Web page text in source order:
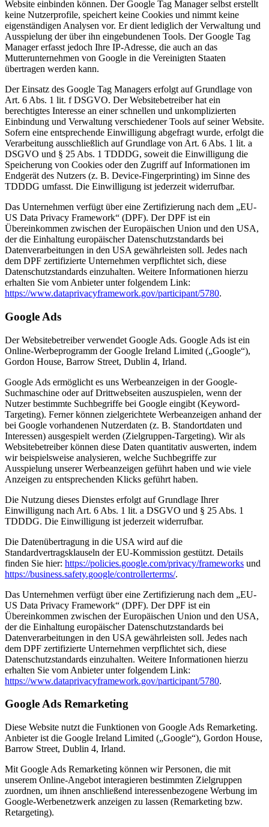
Website einbinden können. Der Google Tag Manager selbst erstellt
keine Nutzerprofile, speichert keine Cookies und nimmt keine
eigenständigen Analysen vor. Er dient lediglich der Verwaltung und
Ausspielung der über ihn eingebundenen Tools. Der Google Tag
Manager erfasst jedoch Ihre IP-Adresse, die auch an das
Mutterunternehmen von Google in die Vereinigten Staaten
übertragen werden kann.
Der Einsatz des Google Tag Managers erfolgt auf Grundlage von
Art. 6 Abs. 1 lit. f DSGVO. Der Websitebetreiber hat ein
berechtigtes Interesse an einer schnellen und unkomplizierten
Einbindung und Verwaltung verschiedener Tools auf seiner Website.
Sofern eine entsprechende Einwilligung abgefragt wurde, erfolgt die
Verarbeitung ausschließlich auf Grundlage von Art. 6 Abs. 1 lit. a
DSGVO und § 25 Abs. 1 TDDDG, soweit die Einwilligung die
Speicherung von Cookies oder den Zugriff auf Informationen im
Endgerät des Nutzers (z. B. Device-Fingerprinting) im Sinne des
TDDDG umfasst. Die Einwilligung ist jederzeit widerrufbar.
Das Unternehmen verfügt über eine Zertifizierung nach dem „EU-
US Data Privacy Framework“ (DPF). Der DPF ist ein
Übereinkommen zwischen der Europäischen Union und den USA,
der die Einhaltung europäischer Datenschutzstandards bei
Datenverarbeitungen in den USA gewährleisten soll. Jedes nach
dem DPF zertifizierte Unternehmen verpflichtet sich, diese
Datenschutzstandards einzuhalten. Weitere Informationen hierzu
erhalten Sie vom Anbieter unter folgendem Link:
https://www.dataprivacyframework.gov/participant/5780.
Google Ads
Der Websitebetreiber verwendet Google Ads. Google Ads ist ein
Online-Werbeprogramm der Google Ireland Limited („Google“),
Gordon House, Barrow Street, Dublin 4, Irland.
Google Ads ermöglicht es uns Werbeanzeigen in der Google-
Suchmaschine oder auf Drittwebseiten auszuspielen, wenn der
Nutzer bestimmte Suchbegriffe bei Google eingibt (Keyword-
Targeting). Ferner können zielgerichtete Werbeanzeigen anhand der
bei Google vorhandenen Nutzerdaten (z. B. Standortdaten und
Interessen) ausgespielt werden (Zielgruppen-Targeting). Wir als
Websitebetreiber können diese Daten quantitativ auswerten, indem
wir beispielsweise analysieren, welche Suchbegriffe zur
Ausspielung unserer Werbeanzeigen geführt haben und wie viele
Anzeigen zu entsprechenden Klicks geführt haben.
Die Nutzung dieses Dienstes erfolgt auf Grundlage Ihrer
Einwilligung nach Art. 6 Abs. 1 lit. a DSGVO und § 25 Abs. 1
TDDDG. Die Einwilligung ist jederzeit widerrufbar.
Die Datenübertragung in die USA wird auf die
Standardvertragsklauseln der EU-Kommission gestützt. Details
finden Sie hier: https://policies.google.com/privacy/frameworks und
https://business.safety.google/controllerterms/.
Das Unternehmen verfügt über eine Zertifizierung nach dem „EU-
US Data Privacy Framework“ (DPF). Der DPF ist ein
Übereinkommen zwischen der Europäischen Union und den USA,
der die Einhaltung europäischer Datenschutzstandards bei
Datenverarbeitungen in den USA gewährleisten soll. Jedes nach
dem DPF zertifizierte Unternehmen verpflichtet sich, diese
Datenschutzstandards einzuhalten. Weitere Informationen hierzu
erhalten Sie vom Anbieter unter folgendem Link:
https://www.dataprivacyframework.gov/participant/5780.
Google Ads Remarketing
Diese Website nutzt die Funktionen von Google Ads Remarketing.
Anbieter ist die Google Ireland Limited („Google“), Gordon House,
Barrow Street, Dublin 4, Irland.
Mit Google Ads Remarketing können wir Personen, die mit
unserem Online-Angebot interagieren bestimmten Zielgruppen
zuordnen, um ihnen anschließend interessenbezogene Werbung im
Google-Werbenetzwerk anzeigen zu lassen (Remarketing bzw.
Retargeting).